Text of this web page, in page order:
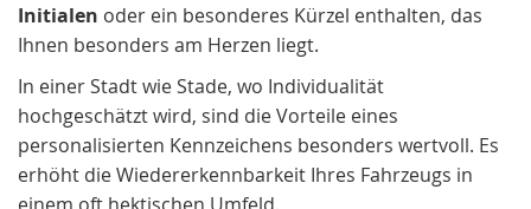
Initialen oder ein besonderes Kürzel enthalten, das
Ihnen besonders am Herzen liegt.
In einer Stadt wie Stade, wo Individualität
hochgeschätzt wird, sind die Vorteile eines
personalisierten Kennzeichens besonders wertvoll. Es
erhöht die Wiedererkennbarkeit Ihres Fahrzeugs in